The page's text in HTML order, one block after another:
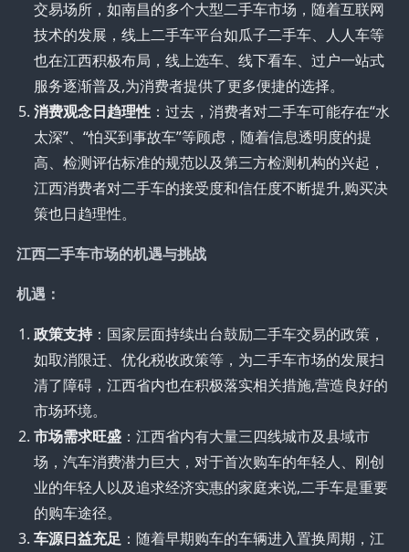
交易场所，如南昌的多个大型二手车市场，随着互联网
技术的发展，线上二手车平台如瓜子二手车、人人车等
也在江西积极布局，线上选车、线下看车、过户一站式
服务逐渐普及,为消费者提供了更多便捷的选择。
消费观念日趋理性 ：过去，消费者对二手车可能存在“水
太深”、“怕买到事故车”等顾虑，随着信息透明度的提
高、检测评估标准的规范以及第三方检测机构的兴起，
江西消费者对二手车的接受度和信任度不断提升,购买决
策也日趋理性。
江西二手车市场的机遇与挑战
机遇：
政策支持 ：国家层面持续出台鼓励二手车交易的政策，
如取消限迁、优化税收政策等，为二手车市场的发展扫
清了障碍，江西省内也在积极落实相关措施,营造良好的
市场环境。
市场需求旺盛 ：江西省内有大量三四线城市及县域市
场，汽车消费潜力巨大，对于首次购车的年轻人、刚创
业的年轻人以及追求经济实惠的家庭来说,二手车是重要
的购车途径。
车源日益充足 ：随着早期购车的车辆进入置换周期，江